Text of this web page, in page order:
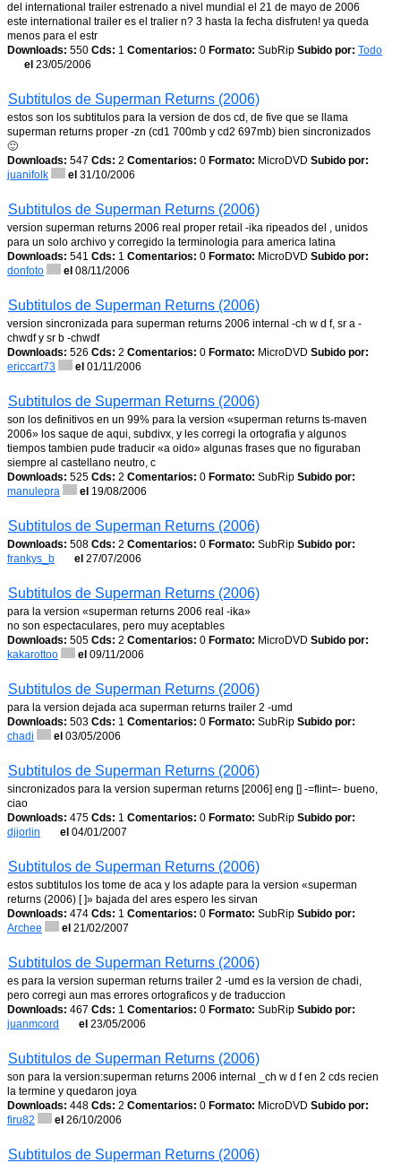
del international trailer estrenado a nivel mundial el 21 de mayo de 2006
este international trailer es el tralier n? 3 hasta la fecha disfruten! ya queda
menos para el estr
Downloads: 550 Cds: 1 Comentarios: 0 Formato: SubRip Subido por: Todo
el 23/05/2006
Subtitulos de Superman Returns (2006)
estos son los subtitulos para la version de dos cd, de five que se llama
superman returns proper -zn (cd1 700mb y cd2 697mb) bien sincronizados
🙂
Downloads: 547 Cds: 2 Comentarios: 0 Formato: MicroDVD Subido por:
juanifolk
el 31/10/2006
Subtitulos de Superman Returns (2006)
version superman returns 2006 real proper retail -ika ripeados del , unidos
para un solo archivo y corregido la terminologia para america latina
Downloads: 541 Cds: 1 Comentarios: 0 Formato: MicroDVD Subido por:
donfoto
el 08/11/2006
Subtitulos de Superman Returns (2006)
version sincronizada para superman returns 2006 internal -ch w d f, sr a -
chwdf y sr b -chwdf
Downloads: 526 Cds: 2 Comentarios: 0 Formato: MicroDVD Subido por:
ericcart73
el 01/11/2006
Subtitulos de Superman Returns (2006)
son los definitivos en un 99% para la version «superman returns ts-maven
2006» los saque de aqui, subdivx, y les corregi la ortografia y algunos
tiempos tambien pude traducir «a oido» algunas frases que no figuraban
siempre al castellano neutro, c
Downloads: 525 Cds: 2 Comentarios: 0 Formato: SubRip Subido por:
manulepra
el 19/08/2006
Subtitulos de Superman Returns (2006)
Downloads: 508 Cds: 2 Comentarios: 0 Formato: SubRip Subido por:
frankys_b
el 27/07/2006
Subtitulos de Superman Returns (2006)
para la version «superman returns 2006 real -ika»
no son espectaculares, pero muy aceptables
Downloads: 505 Cds: 2 Comentarios: 0 Formato: MicroDVD Subido por:
kakarottoo
el 09/11/2006
Subtitulos de Superman Returns (2006)
para la version dejada aca superman returns trailer 2 -umd
Downloads: 503 Cds: 1 Comentarios: 0 Formato: SubRip Subido por:
chadi
el 03/05/2006
Subtitulos de Superman Returns (2006)
sincronizados para la version superman returns [2006] eng [] -=flint=- bueno,
ciao
Downloads: 475 Cds: 1 Comentarios: 0 Formato: SubRip Subido por:
djjorlin
el 04/01/2007
Subtitulos de Superman Returns (2006)
estos subtitulos los tome de aca y los adapte para la version «superman
returns (2006) [ ]» bajada del ares espero les sirvan
Downloads: 474 Cds: 1 Comentarios: 0 Formato: SubRip Subido por:
Archee
el 21/02/2007
Subtitulos de Superman Returns (2006)
es para la version superman returns trailer 2 -umd es la version de chadi,
pero corregi aun mas errores ortograficos y de traduccion
Downloads: 467 Cds: 1 Comentarios: 0 Formato: SubRip Subido por:
juanmcord
el 23/05/2006
Subtitulos de Superman Returns (2006)
son para la version:superman returns 2006 internal _ch w d f en 2 cds recien
la termine y quedaron joya
Downloads: 448 Cds: 2 Comentarios: 0 Formato: MicroDVD Subido por:
firu82
el 26/10/2006
Subtitulos de Superman Returns (2006)